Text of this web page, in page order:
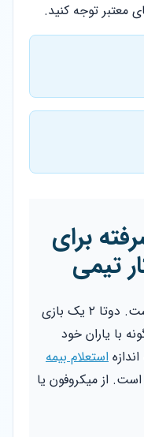
برای
تیمی
تسلط بر یک هیرو فقط شروع کار است. دوتا ۲ یک بازی
با یاران خود
استعلام بیمه
از میکروفون یا